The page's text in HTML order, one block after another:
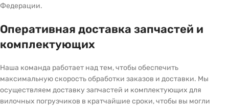
Федерации.
Оперативная доставка запчастей и
комплектующих
Наша команда работает над тем, чтобы обеспечить
максимальную скорость обработки заказов и доставки. Мы
осуществляем доставку запчастей и комплектующих для
вилочных погрузчиков в кратчайшие сроки, чтобы вы могли